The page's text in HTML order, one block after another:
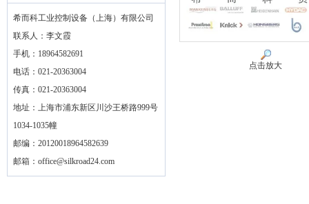
希而科工业控制设备（上海）有限公司
联系人：李文霞
手机：18964582691
电话：021-20363004
传真：021-20363004
地址：上海市浦东新区川沙王桥路999号
1034-1035幢
邮编：20120018964582639
邮箱： office@silkroad24.com
点击放大